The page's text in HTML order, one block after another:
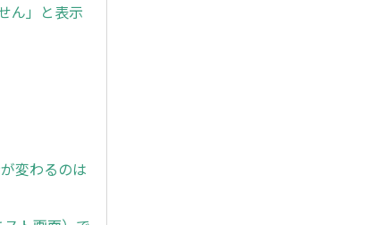
ん」と表示
変わるのは